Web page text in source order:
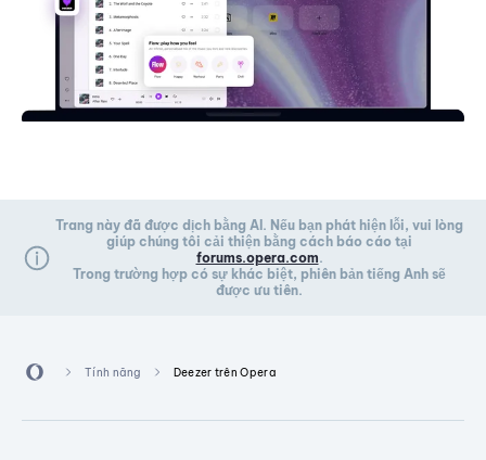
Trang này đã được dịch bằng AI. Nếu bạn phát hiện lỗi, vui lòng
giúp chúng tôi cải thiện bằng cách báo cáo tại
forums.opera.com.
Trong trường hợp có sự khác biệt, phiên bản tiếng Anh sẽ
được ưu tiên.
Tính năng Deezer trên Opera